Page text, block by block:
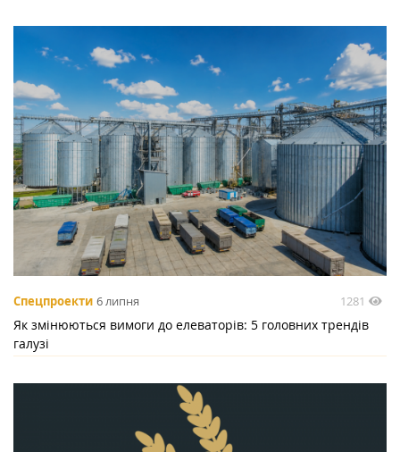
Спецпроекти 6 липня 1281
Як змінюються вимоги до елеваторів: 5 головних трендів
галузі